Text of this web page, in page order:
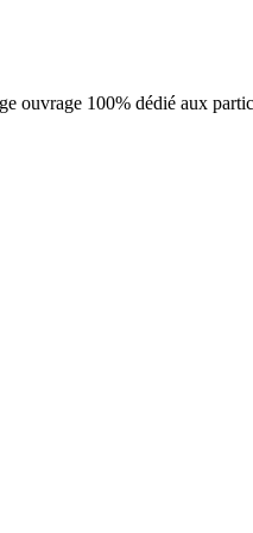
ouvrage 100% dédié aux